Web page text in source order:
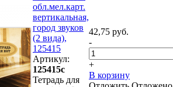
обл.мел.карт.
вертикальная,
город звуков
(2 вида),
125415
Артикул:
125415с
Тетрадь для
42,75 руб.
-
+
В корзину